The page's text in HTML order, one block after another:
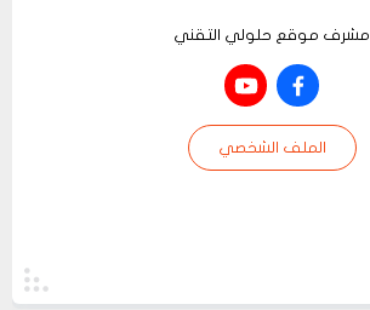
مشرف موقع حلولي التقني
الملف الشخصي